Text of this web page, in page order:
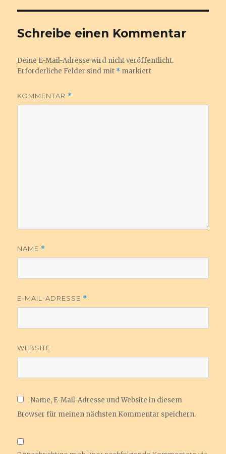
b
o
o
k
r
Schreibe einen Kommentar
Deine E-Mail-Adresse wird nicht veröffentlicht.
Erforderliche Felder sind mit * markiert
KOMMENTAR *
NAME *
E-MAIL-ADRESSE *
WEBSITE
Name, E-Mail-Adresse und Website in diesem
Browser für meinen nächsten Kommentar speichern.